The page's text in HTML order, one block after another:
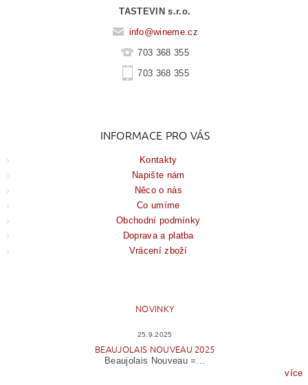
TASTEVIN s.r.o.
info@wineme.cz
703 368 355
703 368 355
INFORMACE PRO VÁS
Kontakty
Napište nám
Něco o nás
Co umíme
Obchodní podmínky
Doprava a platba
Vrácení zboží
NOVINKY
25.9.2025
BEAUJOLAIS NOUVEAU 2025
Beaujolais Nouveau =...
více